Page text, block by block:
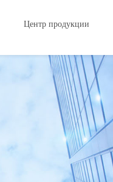
Центр продукции